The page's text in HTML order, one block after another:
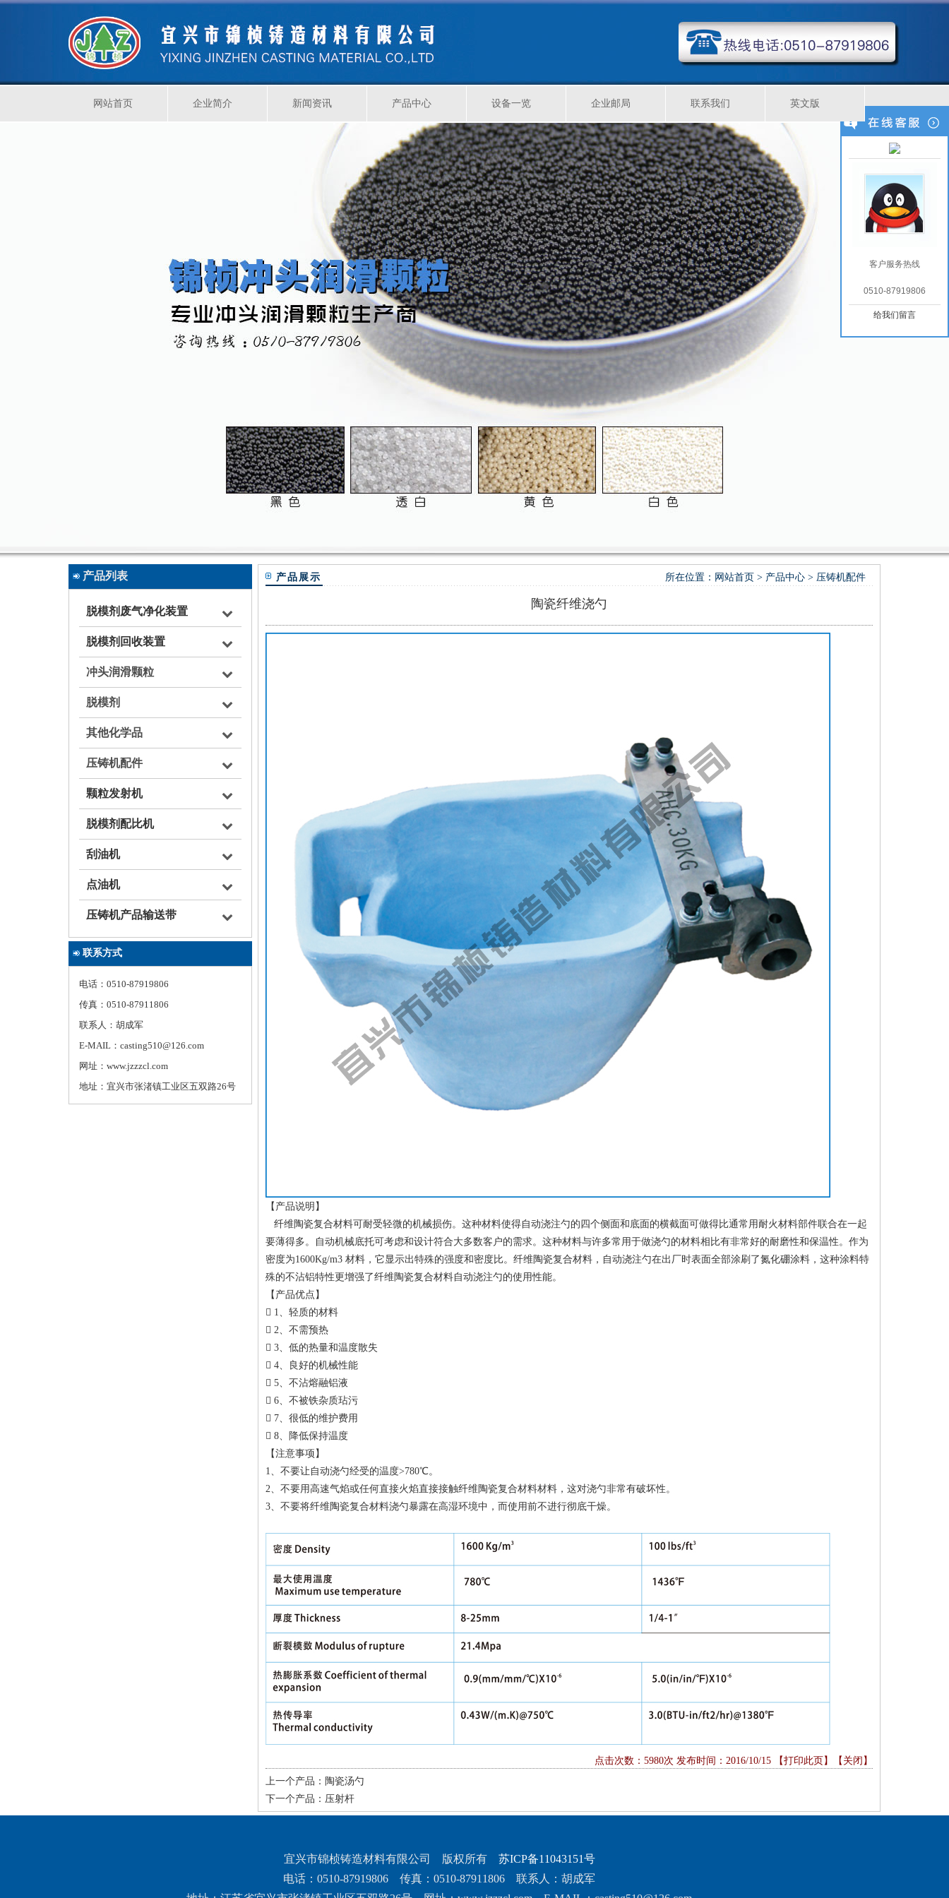
网站首页 企业简介 新闻资讯 产品中心 设备一览 企业邮局 联系我们 英文版
客户服务热线
0510-87919806
给我们留言
产品列表
脱模剂废气净化装置
脱模剂回收装置
冲头润滑颗粒
脱模剂
其他化学品
压铸机配件
颗粒发射机
脱模剂配比机
刮油机
点油机
压铸机产品输送带
联系方式
电话：0510-87919806
传真：0510-87911806
联系人：胡成军
E-MAIL：casting510@126.com
网址：www.jzzzcl.com
地址：宜兴市张渚镇工业区五双路26号
所在位置： 网站首页 > 产品中心 > 压铸机配件
产品展示
陶瓷纤维浇勺
【产品说明】
纤维陶瓷复合材料可耐受轻微的机械损伤。这种材料使得自动浇注勺的四个侧面和底面的横截面可做得比通常用耐火材料部件联合在一起
要薄得多。自动机械底托可考虑和设计符合大多数客户的需求。这种材料与许多常用于做浇勺的材料相比有非常好的耐磨性和保温性。作为
密度为1600Kg/m3 材料，它显示出特殊的强度和密度比。纤维陶瓷复合材料，自动浇注勺在出厂时表面全部涂刷了氮化硼涂料，这种涂料特
殊的不沾铝特性更增强了纤维陶瓷复合材料自动浇注勺的使用性能。
【产品优点】
 1、轻质的材料
 2、不需预热
 3、低的热量和温度散失
 4、良好的机械性能
 5、不沾熔融铝液
 6、不被铁杂质玷污
 7、很低的维护费用
 8、降低保持温度
【注意事项】
1、不要让自动浇勺经受的温度>780℃。
2、不要用高速气焰或任何直接火焰直接接触纤维陶瓷复合材料材料，这对浇勺非常有破坏性。
3、不要将纤维陶瓷复合材料浇勺暴露在高湿环境中，而使用前不进行彻底干燥。
点击次数：5980次 发布时间：2016/10/15 【打印此页 】【 关闭 】
上一个产品： 陶瓷汤勺
下一个产品： 压射杆
宜兴市锦桢铸造材料有限公司 版权所有 苏ICP备11043151号
电话：0510-87919806 传真：0510-87911806 联系人：胡成军